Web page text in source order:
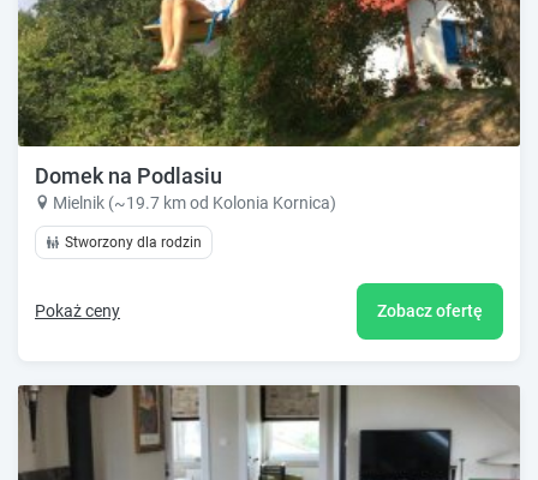
Domek na Podlasiu
Mielnik (~19.7 km od Kolonia Kornica)
Stworzony dla rodzin
Pokaż ceny Zobacz ofertę